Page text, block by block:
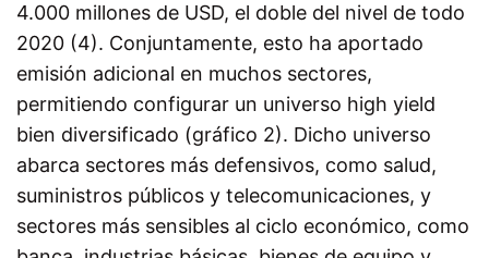
4.000 millones de USD, el doble del nivel de todo
2020 (4). Conjuntamente, esto ha aportado
emisión adicional en muchos sectores,
permitiendo configurar un universo high yield
bien diversificado (gráfico 2). Dicho universo
abarca sectores más defensivos, como salud,
suministros públicos y telecomunicaciones, y
sectores más sensibles al ciclo económico, como